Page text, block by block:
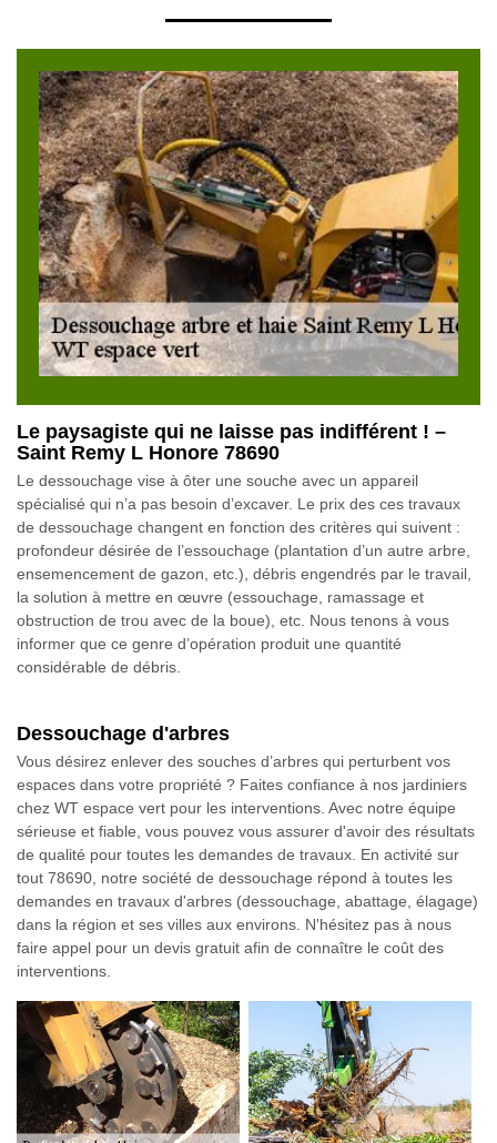
Le paysagiste qui ne laisse pas indifférent ! –
Saint Remy L Honore 78690
Le dessouchage vise à ôter une souche avec un appareil
spécialisé qui n’a pas besoin d’excaver. Le prix des ces travaux
de dessouchage changent en fonction des critères qui suivent :
profondeur désirée de l’essouchage (plantation d’un autre arbre,
ensemencement de gazon, etc.), débris engendrés par le travail,
la solution à mettre en œuvre (essouchage, ramassage et
obstruction de trou avec de la boue), etc. Nous tenons à vous
informer que ce genre d’opération produit une quantité
considérable de débris.
Dessouchage d'arbres
Vous désirez enlever des souches d’arbres qui perturbent vos
espaces dans votre propriété ? Faites confiance à nos jardiniers
chez WT espace vert pour les interventions. Avec notre équipe
sérieuse et fiable, vous pouvez vous assurer d'avoir des résultats
de qualité pour toutes les demandes de travaux. En activité sur
tout 78690, notre société de dessouchage répond à toutes les
demandes en travaux d'arbres (dessouchage, abattage, élagage)
dans la région et ses villes aux environs. N'hésitez pas à nous
faire appel pour un devis gratuit afin de connaître le coût des
interventions.